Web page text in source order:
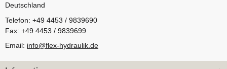
Deutschland
Telefon: +49 4453 / 9839690
Fax: +49 4453 / 9839699
Email: info@flex-hydraulik.de